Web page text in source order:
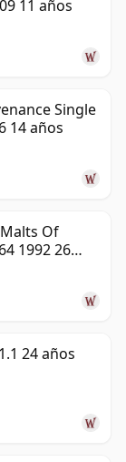
11 años
Single
14 años
Of
1992 26
24 años